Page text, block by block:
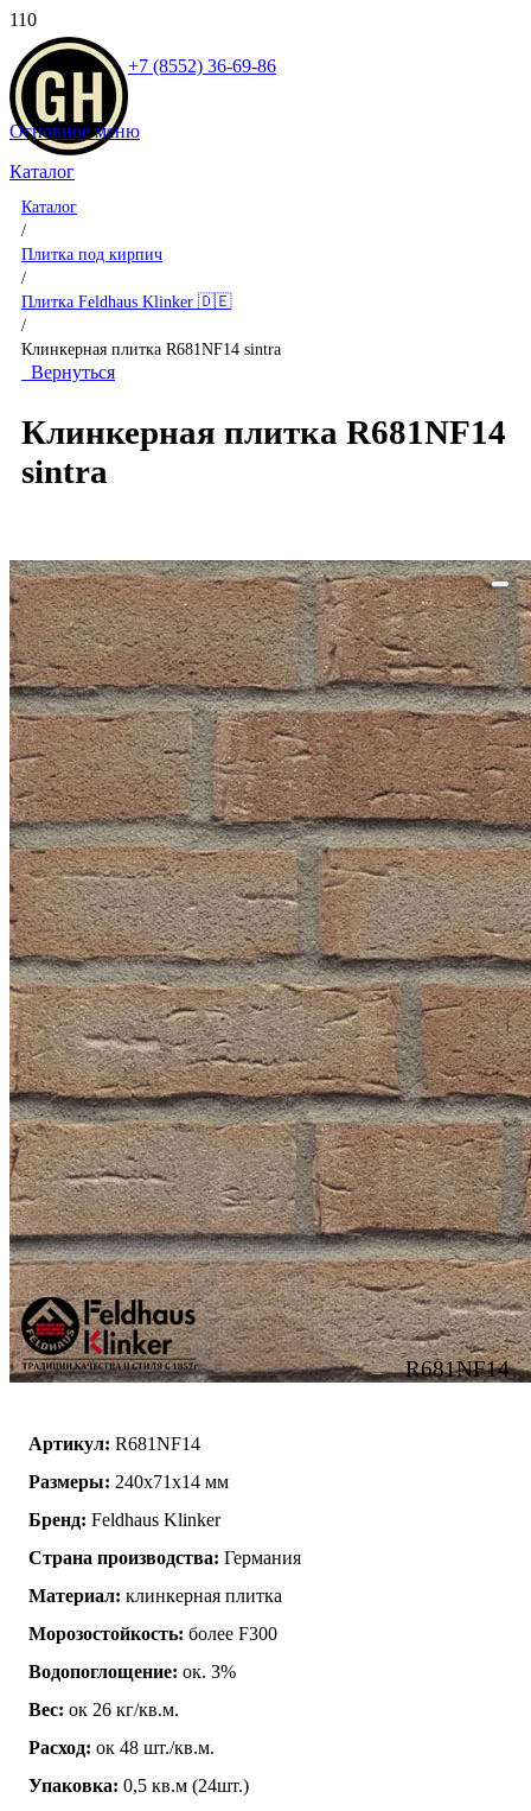
+7 (8552) 36-69-86
Основное меню
Каталог
Каталог
/
Плитка под кирпич
/
Плитка Feldhaus Klinker 🇩🇪
/
Клинкерная плитка R681NF14 sintra
Вернуться
Клинкерная плитка R681NF14
sintra
R681NF14
Артикул: R681NF14
Размеры: 240x71x14 мм
Бренд: Feldhaus Klinker
Страна производства: Германия
Материал: клинкерная плитка
Морозостойкость: более F300
Водопоглощение: ок. 3%
Вес: ок 26 кг/кв.м.
Расход: ок 48 шт./кв.м.
Упаковка: 0,5 кв.м (24шт.)